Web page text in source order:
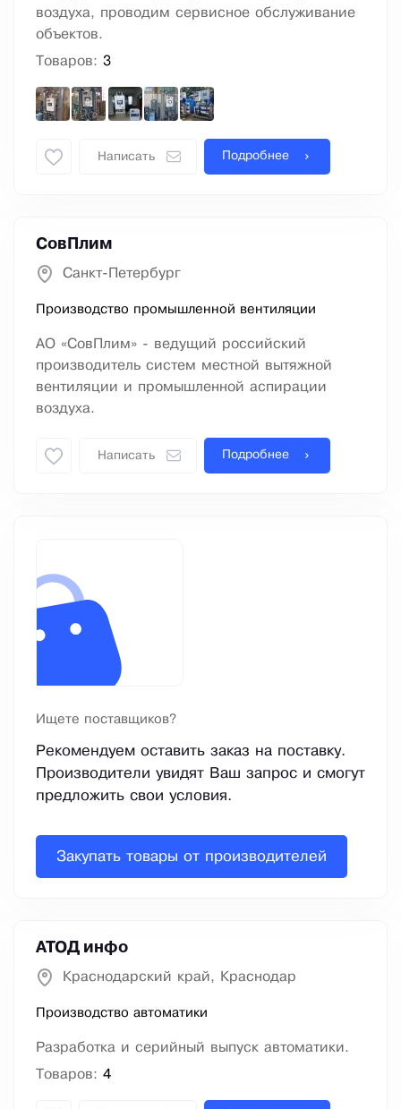
воздуха, проводим сервисное обслуживание
объектов.
Товаров: 3
Написать Подробнее
СовПлим
Санкт-Петербург
Производство промышленной вентиляции
АО «СовПлим» - ведущий российский
производитель систем местной вытяжной
вентиляции и промышленной аспирации
воздуха.
Написать Подробнее
Ищете поставщиков?
Рекомендуем оставить заказ на поставку.
Производители увидят Ваш запрос и смогут
предложить свои условия.
Закупать товары от производителей
АТОД инфо
Краснодарский край, Краснодар
Производство автоматики
Разработка и серийный выпуск автоматики.
Товаров: 4